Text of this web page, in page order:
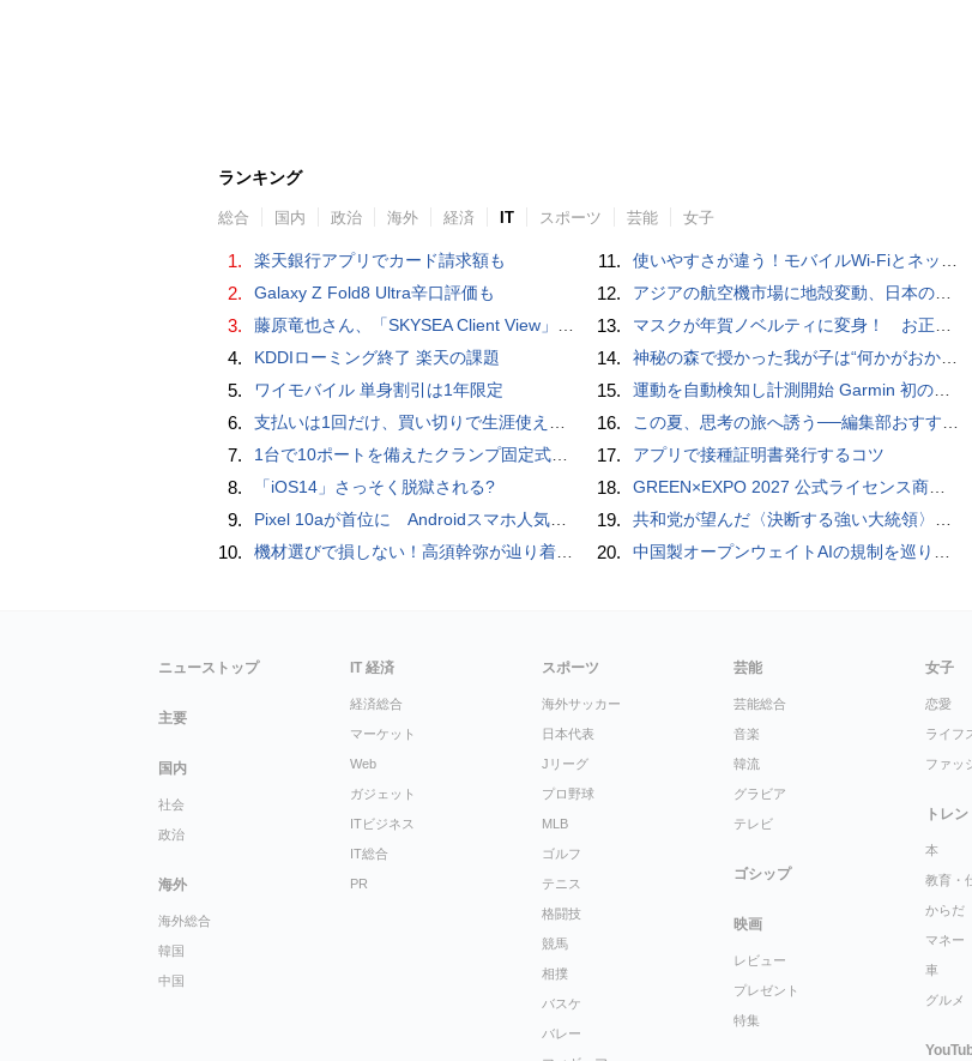
ランキング
総合 国内 政治 海外 経済 IT スポーツ 芸能 女子
1. 楽天銀行アプリでカード請求額も
2. Galaxy Z Fold8 Ultra辛口評価も
3. 藤原竜也さん、「SKYSEA Client View」新CMで「AI労務改善」をアピール 働き方をAIが分析したら「すぐに休んで」と言われる？
4. KDDIローミング終了 楽天の課題
5. ワイモバイル 単身割引は1年限定
6. 支払いは1回だけ、買い切りで生涯使えるプランがあるオンラインストレージ4選
7. 1台で10ポートを備えたクランプ固定式電源タップ「Anker Nano Power Strip (10-in-1, 70W, クランプ式)」レビュー
8. 「iOS14」さっそく脱獄される?
9. Pixel 10aが首位に Androidスマホ人気ランキングTOP10 2026/8/8
10. 機材選びで損しない！高須幹弥が辿り着いた「大当り」の神マイクとは
11. 使いやすさが違う！モバイルWi-FiとネットHDD【PC-DIY 秋の陣】
12. アジアの航空機市場に地殻変動、日本のサプライヤーに影響も
13. マスクが年賀ノベルティに変身！ お正月特別パッケージの注文受付開始
14. 神秘の森で授かった我が子は“何かがおかしい”『ナイトボーン -夜哭-』本編映像解禁 母の絶叫顔うちわが全国の劇場に［ホラー通信］
15. 運動を自動検知し計測開始 Garmin 初のスマートバンドを発売 10日間のロングバッテリーで手間いらず
16. この夏、思考の旅へ誘う──編集部おすすめの7冊：WIRED BOOK GUIDE
17. アプリで接種証明書発行するコツ
18. GREEN×EXPO 2027 公式ライセンス商品！初の「トゥンクトゥンク」公式LINEスタンプ、販売開始
19. 共和党が望んだ〈決断する強い大統領〉が統治するアメリカの到来──「アメリカン・ドッペルゲンガー」by 池田純一#14
20. 中国製オープンウェイトAIの規制を巡り、シリコンバレーで意見が二分
ニューストップ
主要
国内
社会
政治
海外
海外総合
韓国
中国
IT 経済
経済総合
マーケット
Web
ガジェット
ITビジネス
IT総合
PR
スポーツ
海外サッカー
日本代表
Jリーグ
プロ野球
MLB
ゴルフ
テニス
格闘技
競馬
相撲
バスケ
バレー
芸能
芸能総合
音楽
韓流
グラビア
テレビ
ゴシップ
映画
レビュー
プレゼント
特集
女子
恋愛
ライフ
ファッ
トレン
本
教育・
からだ
マネー
車
グルメ